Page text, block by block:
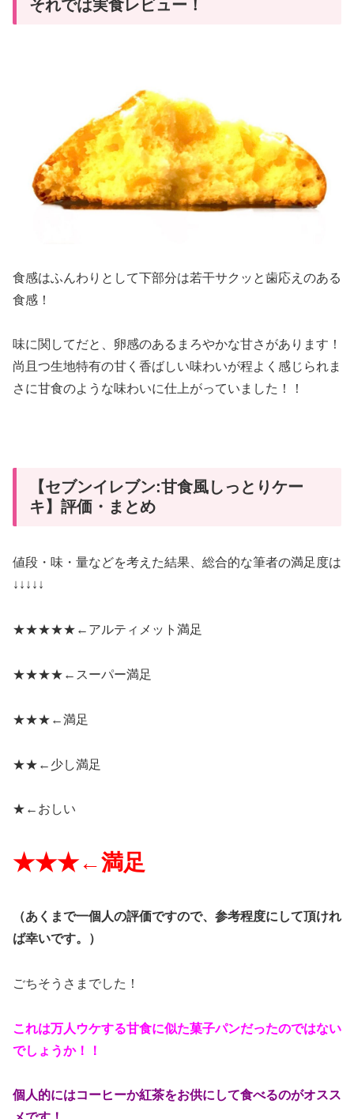
それでは実食レビュー！
食感はふんわりとして下部分は若干サクッと歯応えのある
食感！
味に関してだと、卵感のあるまろやかな甘さがあります！
尚且つ生地特有の甘く香ばしい味わいが程よく感じられま
さに甘食のような味わいに仕上がっていました！！
【セブンイレブン:甘食風しっとりケー
キ】評価・まとめ
値段・味・量などを考えた結果、総合的な筆者の満足度は
↓↓↓↓↓
★★★★★← アルティメット満足
★★★★← スーパー満足
★★★←満足
★★← 少し満足
★← おしい
★★★←満足
（あくまで一個人の評価ですので、参考程度にして頂けれ
ば幸いです。）
ごちそうさまでした！
これは万人ウケする甘食に似た菓子パンだったのではない
でしょうか！！
個人的にはコーヒーか紅茶をお供にして食べるのがオスス